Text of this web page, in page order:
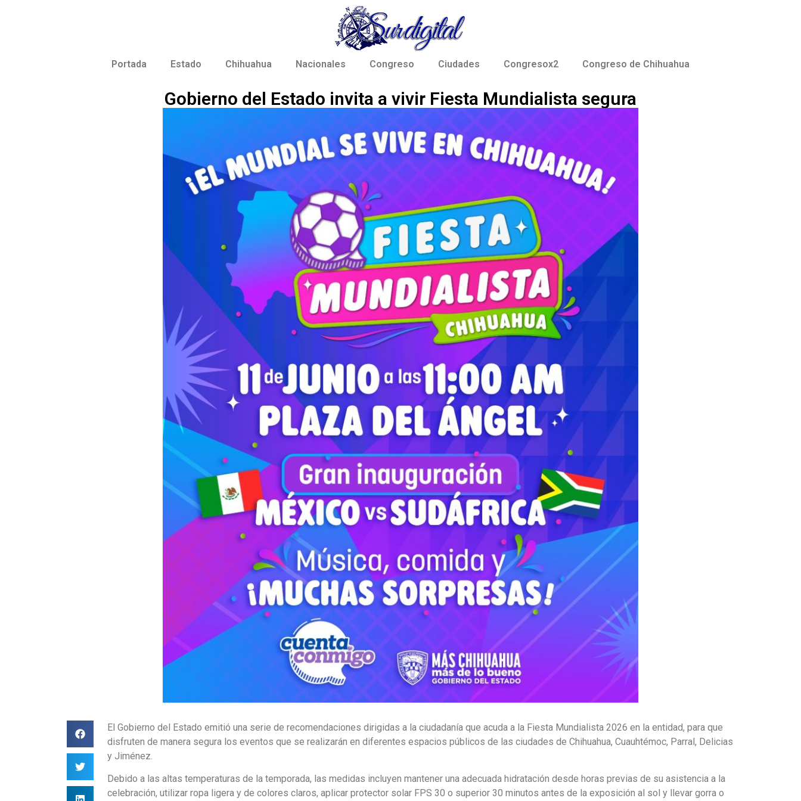
Portada Estado Chihuahua Nacionales Congreso Ciudades Congresox2 Congreso de Chihuahua
Gobierno del Estado invita a vivir Fiesta Mundialista segura
El Gobierno del Estado emitió una serie de recomendaciones dirigidas a la ciudadanía que acuda a la Fiesta Mundialista 2026 en la entidad, para que
disfruten de manera segura los eventos que se realizarán en diferentes espacios públicos de las ciudades de Chihuahua, Cuauhtémoc, Parral, Delicias
y Jiménez.
Debido a las altas temperaturas de la temporada, las medidas incluyen mantener una adecuada hidratación desde horas previas de su asistencia a la
celebración, utilizar ropa ligera y de colores claros, aplicar protector solar FPS 30 o superior 30 minutos antes de la exposición al sol y llevar gorra o